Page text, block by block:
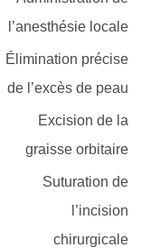
l’anesthésie locale
Élimination précise
de l’excès de peau
Excision de la
graisse orbitaire
Suturation de
l’incision
chirurgicale